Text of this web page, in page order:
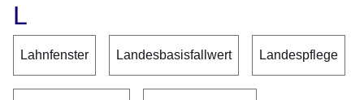
L
Lahnfenster Landesbasisfallwert Landespflege